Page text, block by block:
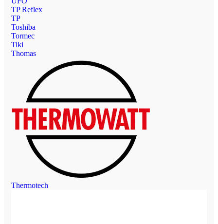
TP Reflex
TP
Toshiba
Tormec
Tiki
Thomas
Thermotech